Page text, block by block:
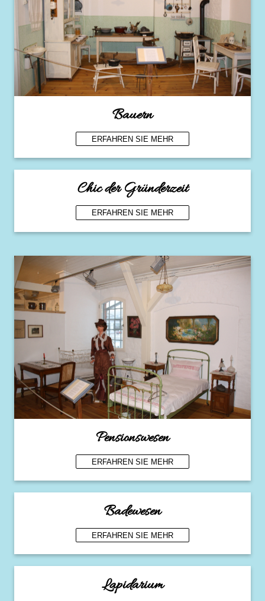
Bauern
ERFAHREN SIE MEHR
Chic der Gründerzeit
ERFAHREN SIE MEHR
Pensionswesen
ERFAHREN SIE MEHR
Badewesen
ERFAHREN SIE MEHR
Lapidarium